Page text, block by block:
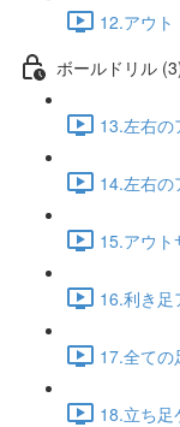
12.アウ
ボールドリル
13.左右
14.左右
15.アウ
16.利き
17.全て
18.立ち